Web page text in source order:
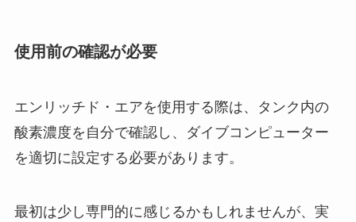
使用前の確認が必要
エンリッチド・エアを使用する際は、タンク内の
酸素濃度を自分で確認し、ダイブコンピューター
を適切に設定する必要があります。
最初は少し専門的に感じるかもしれませんが、実